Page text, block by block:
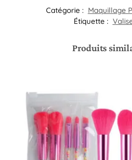
Catégorie : Maquillage
Étiquette :
Produits